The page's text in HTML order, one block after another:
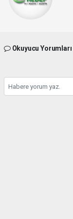
Okuyucu Yorumları